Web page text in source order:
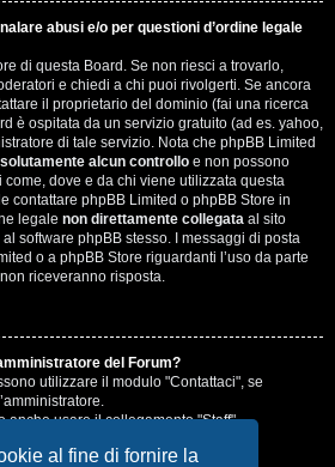
al fine di fornire la
abusi e/o per questioni d’ordine legale
di questa Board. Se non riesci a trovarlo,
e chiedi a chi puoi rivolgerti. Se ancora
il proprietario del dominio (fai una ricerca
è ospitata da un servizio gratuito (ad es. yahoo,
di tale servizio. Nota che phpBB Limited
alcun controllo e non possono
dove e da chi viene utilizzata questa
contattare phpBB Limited o phpBB Store in
legale non direttamente collegata al sito
software phpBB stesso. I messaggi di posta
o a phpBB Store riguardanti l’uso da parte
riceveranno risposta.
del Forum?
utilizzare il modulo "Contattaci", se
anche usare il collegamento "Staff".